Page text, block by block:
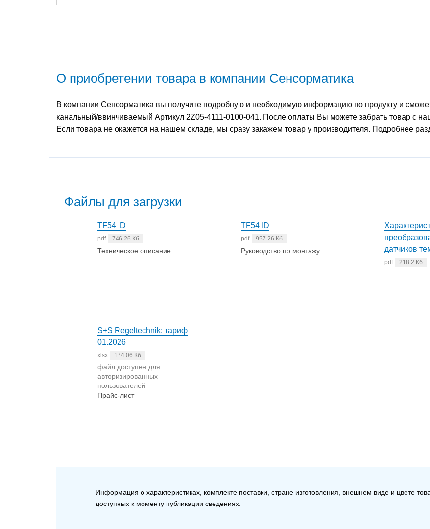
О приобретении товара в компании Сенсорматика
В компании Сенсорматика вы получите подробную и необходимую информацию по продукту и
канальный/ввинчиваемый Артикул 2Z05-4111-0100-041. После оплаты Вы можете забрать товар с
Если товара не окажется на нашем складе, мы сразу закажем товар у производителя. Подробнее
Файлы для загрузки
TF54 ID
pdf 746.26 Кб
Техническое описание
TF54 ID
pdf 957.26 Кб
Руководство по монтажу
датчиков
pdf 218.2 Кб
S+S Regeltechnik: тариф
01.2026
xlsx 174.06 Кб
файл доступен для
авторизированных
пользователей
Прайс-лист
Информация о характеристиках, комплекте поставки, стране изготовления, внешнем виде и цвете
доступных к моменту публикации сведениях.